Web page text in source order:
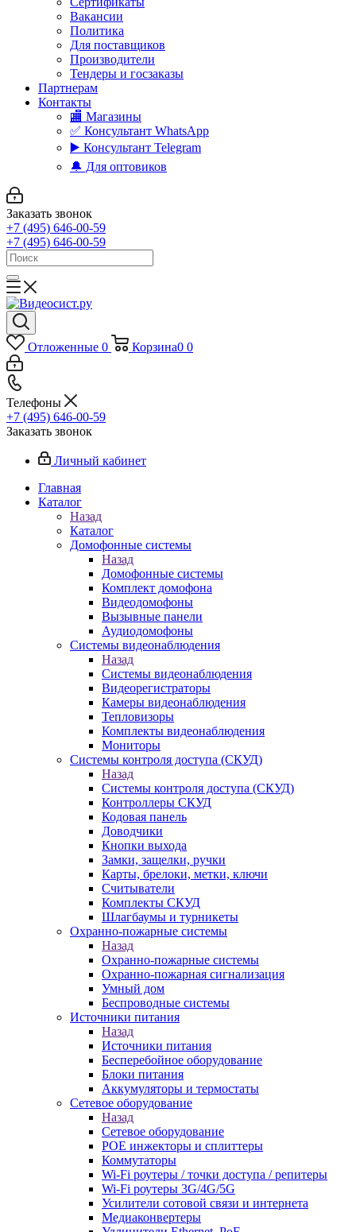
Вакансии
Политика
Для поставщиков
Производители
Тендеры и госзаказы
Партнерам
Контакты
🏬 Магазины
✅️ Консультант WhatsApp
▶️ Консультант Telegram
🔔 Для оптовиков
Заказать звонок
+7 (495) 646-00-59
+7 (495) 646-00-59
Отложенные 0 Корзина0 0
Телефоны
+7 (495) 646-00-59
Заказать звонок
Личный кабинет
Главная
Каталог
Назад
Каталог
Домофонные системы
Назад
Домофонные системы
Комплект домофона
Видеодомофоны
Вызывные панели
Аудиодомофоны
Системы видеонаблюдения
Назад
Системы видеонаблюдения
Видеорегистраторы
Камеры видеонаблюдения
Тепловизоры
Комплекты видеонаблюдения
Мониторы
Системы контроля доступа (СКУД)
Назад
Системы контроля доступа (СКУД)
Контроллеры СКУД
Кодовая панель
Доводчики
Кнопки выхода
Замки, защелки, ручки
Карты, брелоки, метки, ключи
Считыватели
Комплекты СКУД
Шлагбаумы и турникеты
Охранно-пожарные системы
Назад
Охранно-пожарные системы
Охранно-пожарная сигнализация
Умный дом
Беспроводные системы
Источники питания
Назад
Источники питания
Бесперебойное оборудование
Блоки питания
Аккумуляторы и термостаты
Сетевое оборудование
Назад
Сетевое оборудование
POE инжекторы и сплиттеры
Коммутаторы
Wi-Fi роутеры / точки доступа / репитеры
Wi-Fi роутеры 3G/4G/5G
Усилители сотовой связи и интернета
Медиаконвертеры